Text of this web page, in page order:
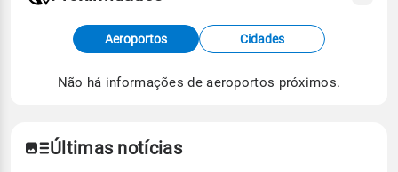
Fonte: dados combinados de estações
meteorológicas e satélite do Centro de Previsão
de Tempo e Estudos Climáticos (CPTEC).
Aeroportos Cidades
Não há informações de aeroportos próximos.
Últimas notícias